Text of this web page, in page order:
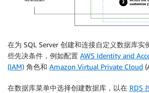
在为 SQL Server 创建和连接自定义数据库实
些先决条件，例如配置 AWS Identity and
(IAM) 角色和 Amazon Virtual Private Cloud
在数据库菜单中选择创建数据库 ，以在 RDS